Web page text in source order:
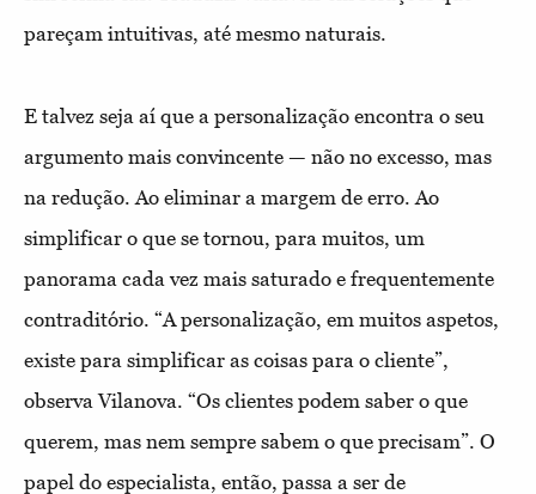
pareçam intuitivas, até mesmo naturais.
E talvez seja aí que a personalização encontra o seu
argumento mais convincente — não no excesso, mas
na redução. Ao eliminar a margem de erro. Ao
simplificar o que se tornou, para muitos, um
panorama cada vez mais saturado e frequentemente
contraditório. “A personalização, em muitos aspetos,
existe para simplificar as coisas para o cliente”,
observa Vilanova. “Os clientes podem saber o que
querem, mas nem sempre sabem o que precisam”. O
papel do especialista, então, passa a ser de